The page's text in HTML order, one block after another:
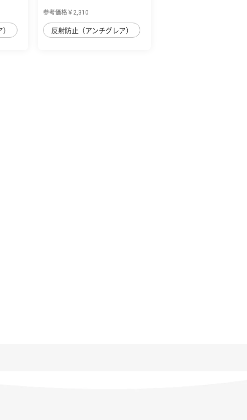
参考価格￥2,310
反射防止（アンチグレア）